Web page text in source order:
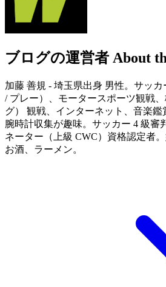
ブログの運営者 About
加藤 善規 - 埼玉県出身 男性。サッ
/ プレー）、モータースポーツ観戦
グ） 観戦、インターネット、音楽鑑
腕時計収集が趣味。サッカー 4 級審
ネーター（上級 CWC）資格認定者
お酒、ラーメン。